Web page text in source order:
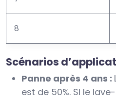
8
Scénarios
Panne après 4 ans :
est de 50%. Si le